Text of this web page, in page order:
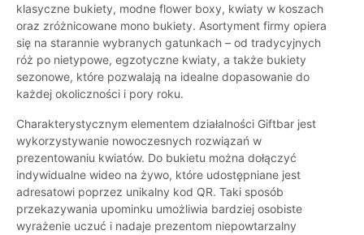
klasyczne bukiety, modne flower boxy, kwiaty w koszach
oraz zróżnicowane mono bukiety. Asortyment firmy opiera
się na starannie wybranych gatunkach – od tradycyjnych
róż po nietypowe, egzotyczne kwiaty, a także bukiety
sezonowe, które pozwalają na idealne dopasowanie do
każdej okoliczności i pory roku.
Charakterystycznym elementem działalności Giftbar jest
wykorzystywanie nowoczesnych rozwiązań w
prezentowaniu kwiatów. Do bukietu można dołączyć
indywidualne wideo na żywo, które udostępniane jest
adresatowi poprzez unikalny kod QR. Taki sposób
przekazywania upominku umożliwia bardziej osobiste
wyrażenie uczuć i nadaje prezentom niepowtarzalny